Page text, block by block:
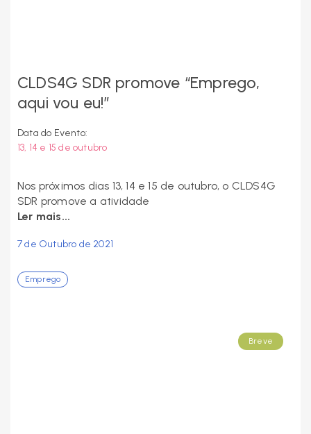
CLDS4G SDR promove “Emprego,
aqui vou eu!”
Data do Evento:
13, 14 e 15 de outubro
Nos próximos dias 13, 14 e 15 de outubro, o CLDS4G
SDR promove a atividade
Ler mais...
7 de Outubro de 2021
Emprego
Breve